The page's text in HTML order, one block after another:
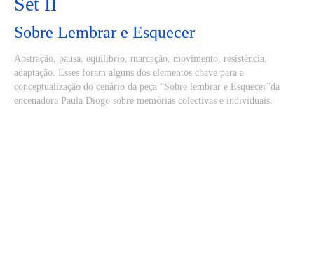
Sobre Lembrar e Esquecer
Abstração, pausa, equilíbrio, marcação, movimento, resistência,
adaptação. Esses foram alguns dos elementos chave para a
conceptualização do cenário da peça “Sobre lembrar e Esquecer”da
encenadora Paula Diogo sobre memórias colectivas e individuais.